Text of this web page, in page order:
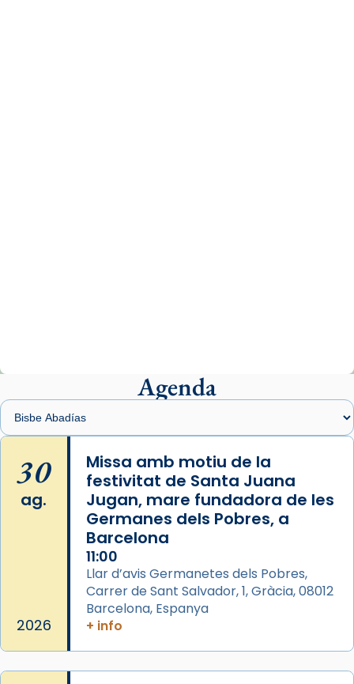
presidit aquest 27 de juliol la missa de Les
Santes de Mataró.
🔗
📸 J. Merino
Photo
View on Facebook Share
Arquebisbat de Barcelona
de Barcelona.
2 weeks ago
Aquest dilluns, 27 de juliol, ha tingut lloc la
missa d’acció de gràcies en agraïment al
Agenda
30
ag.
2026
Missa amb motiu de la
festivitat de Santa Juana
Jugan, mare fundadora de les
Germanes dels Pobres, a
Barcelona
11:00
Llar d’avis Germanetes dels Pobres,
Carrer de Sant Salvador, 1, Gràcia, 08012
Barcelona, Espanya
+ info